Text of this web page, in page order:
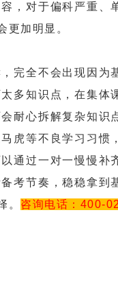
，对于偏科严重、
更加明显。
全不会出现因为
多知识点，在集体
耐心拆解复杂知识
虎等不良学习习惯
通过一对一慢慢补
考节奏，稳稳拿到
。 咨询电话：400-